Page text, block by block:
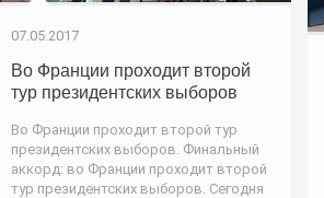
07.05.2017
Во Франции проходит второй
тур президентских выборов
Во Франции проходит второй тур
президентских выборов. Финальный
аккорд: во Франции проходит второй
тур президентских выборов. Сегодня